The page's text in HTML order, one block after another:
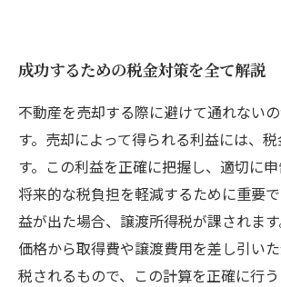
成功するための税金対策を全て解説
不動産を売却する際に避けて通れない
す。売却によって得られる利益には、
す。この利益を正確に把握し、適切に申
将来的な税負担を軽減するために重要
益が出た場合、譲渡所得税が課されま
価格から取得費や譲渡費用を差し引い
税されるもので、この計算を正確に行